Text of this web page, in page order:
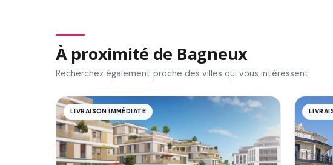
À proximité de Bagneux
Recherchez également proche des villes qui vous intéressent
LIVRAISON IMMÉDIATE